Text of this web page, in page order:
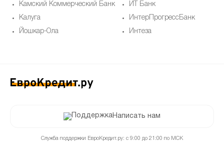
Камский Коммерческий Банк
Калуга
Йошкар-Ола
ИТ Банк
ИнтерПрогрессБанк
Интеза
Написать нам
Служба поддержки ЕвроКредит.ру: с 9:00 до 21:00 по МСК